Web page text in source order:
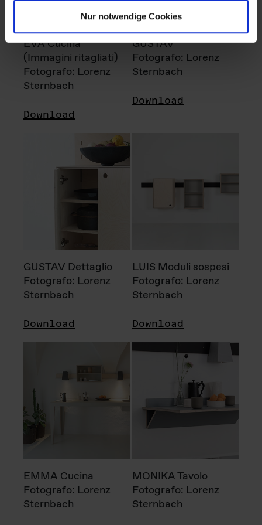
Nur notwendige Cookies
EVA Cucina
(Immagini ritagliati)
Fotografo: Lorenz
Sternbach
Download
GUSTAV
Fotografo: Lorenz
Sternbach
Download
GUSTAV Dettaglio
Fotografo: Lorenz
Sternbach
Download
LUIS Moduli sospesi
Fotografo: Lorenz
Sternbach
Download
EMMA Cucina
Fotografo: Lorenz
Sternbach
MONIKA Tavolo
Fotografo: Lorenz
Sternbach